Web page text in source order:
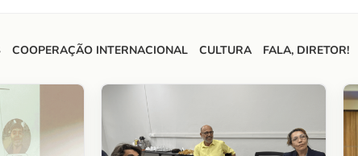
COOPERAÇÃO INTERNACIONAL CULTURA FALA, DIRETOR!